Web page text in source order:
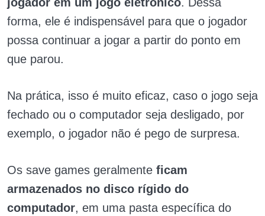
forma, ele é indispensável para que o jogador
possa continuar a jogar a partir do ponto em
que parou.
Na prática, isso é muito eficaz, caso o jogo seja
fechado ou o computador seja desligado, por
exemplo, o jogador não é pego de surpresa.
Os save games geralmente ficam
armazenados no disco rígido do
computador, em uma pasta específica do